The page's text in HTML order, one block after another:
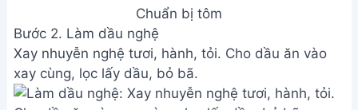
Chuẩn bị tôm
Bước 2. Làm dầu nghệ
Xay nhuyễn nghệ tươi, hành, tỏi. Cho dầu ăn vào
xay cùng, lọc lấy dầu, bỏ bã.